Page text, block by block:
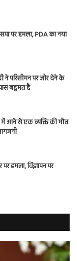
पर हमला, PDA का नया
ने परिसीमन पर जोर देने के
बहुमत है
आने से एक व्यक्ति की मौत
हमला, विज्ञापन पर